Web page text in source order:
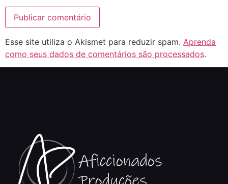
Esse site utiliza o Akismet para reduzir spam. Aprenda
como seus dados de comentários são processados.